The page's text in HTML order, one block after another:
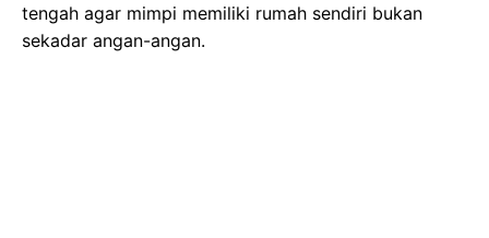
tengah agar mimpi memiliki rumah sendiri bukan
sekadar angan-angan.